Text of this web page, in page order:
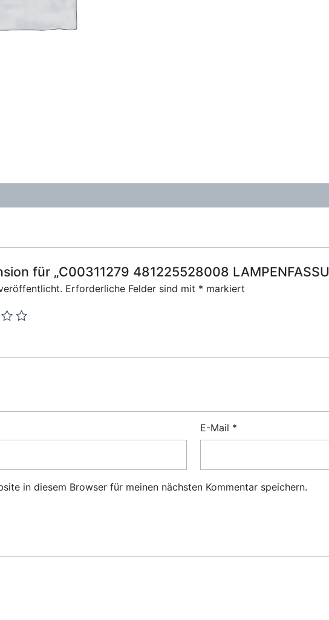
für „C00311279 481225528008
Erforderliche Felder sind mit * markiert
E-Mail *
in diesem Browser für meinen nächsten Kommentar speichern.